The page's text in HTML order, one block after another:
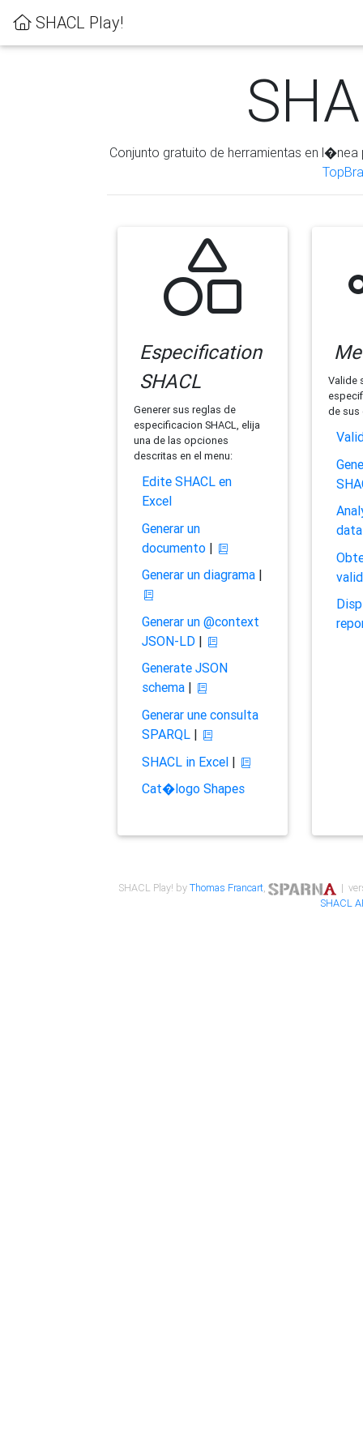
SHACL Play!
Conjunto gratuito de herramientas en
Especification
SHACL
Generer sus reglas de
especificacion SHACL, elija
una de las opciones
descritas en el menu:
Edite SHACL en
Excel
Generar un
documento|
Generar un diagrama|
Generar un @context
JSON-LD|
Generate JSON
schema|
Generar une consulta
SPARQL|
SHACL in Excel|
Cat�logo Shapes
Valide
de sus
SHACL Play! byThomas Francart,
|
SHACL